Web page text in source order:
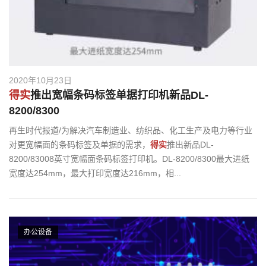
2020年10月23日
得实推出宽幅条码标签单据打印机新品DL-
8200/8300
再生时代报道/为解决汽车制造业、纺织品、化工生产及电力等行业
对更宽幅面的条码标签及单据的需求， 得实推出新品DL-
8200/83008英寸宽幅面条码标签打印机。DL-8200/8300最大进纸
宽度达254mm，最大打印宽度达216mm，相...
办公设备